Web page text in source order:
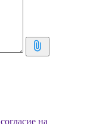
согласие на